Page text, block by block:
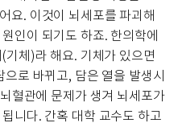
요. 이것이 뇌세포를 파괴해
인이 되기도 하죠. 한의학에
기체)라 해요. 기체가 있으면
로 바뀌고, 담은 열을 발생시
혈관에 문제가 생겨 뇌세포가
니다. 간혹 대학 교수도 하고